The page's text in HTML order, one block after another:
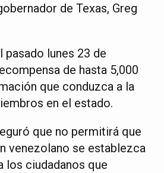
de Texas, Greg
lunes 23 de
de hasta 5,000
que conduzca a la
en el estado.
que no permitirá que
venezolano se establezca
los ciudadanos que